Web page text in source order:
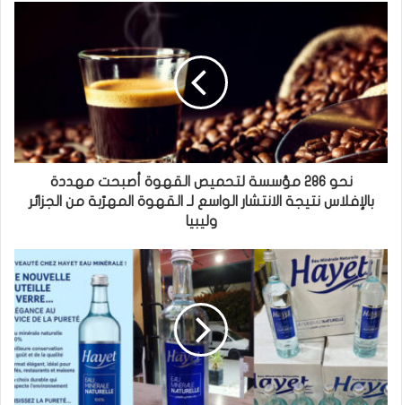
نحو 286 مؤسسة لتحميص القهوة أصبحت مهددة
بالإفلاس نتيجة الانتشار الواسع لـ القهوة المهرّبة من الجزائر
وليبيا